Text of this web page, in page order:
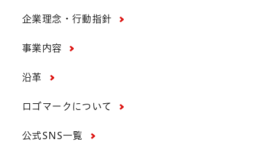
企業理念・行動指針
事業内容
沿革
ロゴマークについて
公式SNS一覧